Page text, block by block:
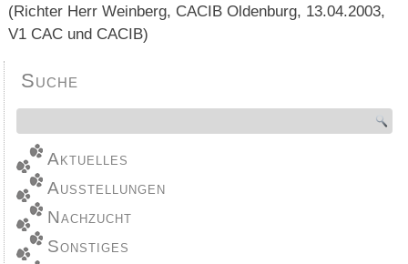
(Richter Herr Weinberg, CACIB Oldenburg, 13.04.2003,
V1 CAC und CACIB)
Suche
Aktuelles
Ausstellungen
Nachzucht
Sonstiges